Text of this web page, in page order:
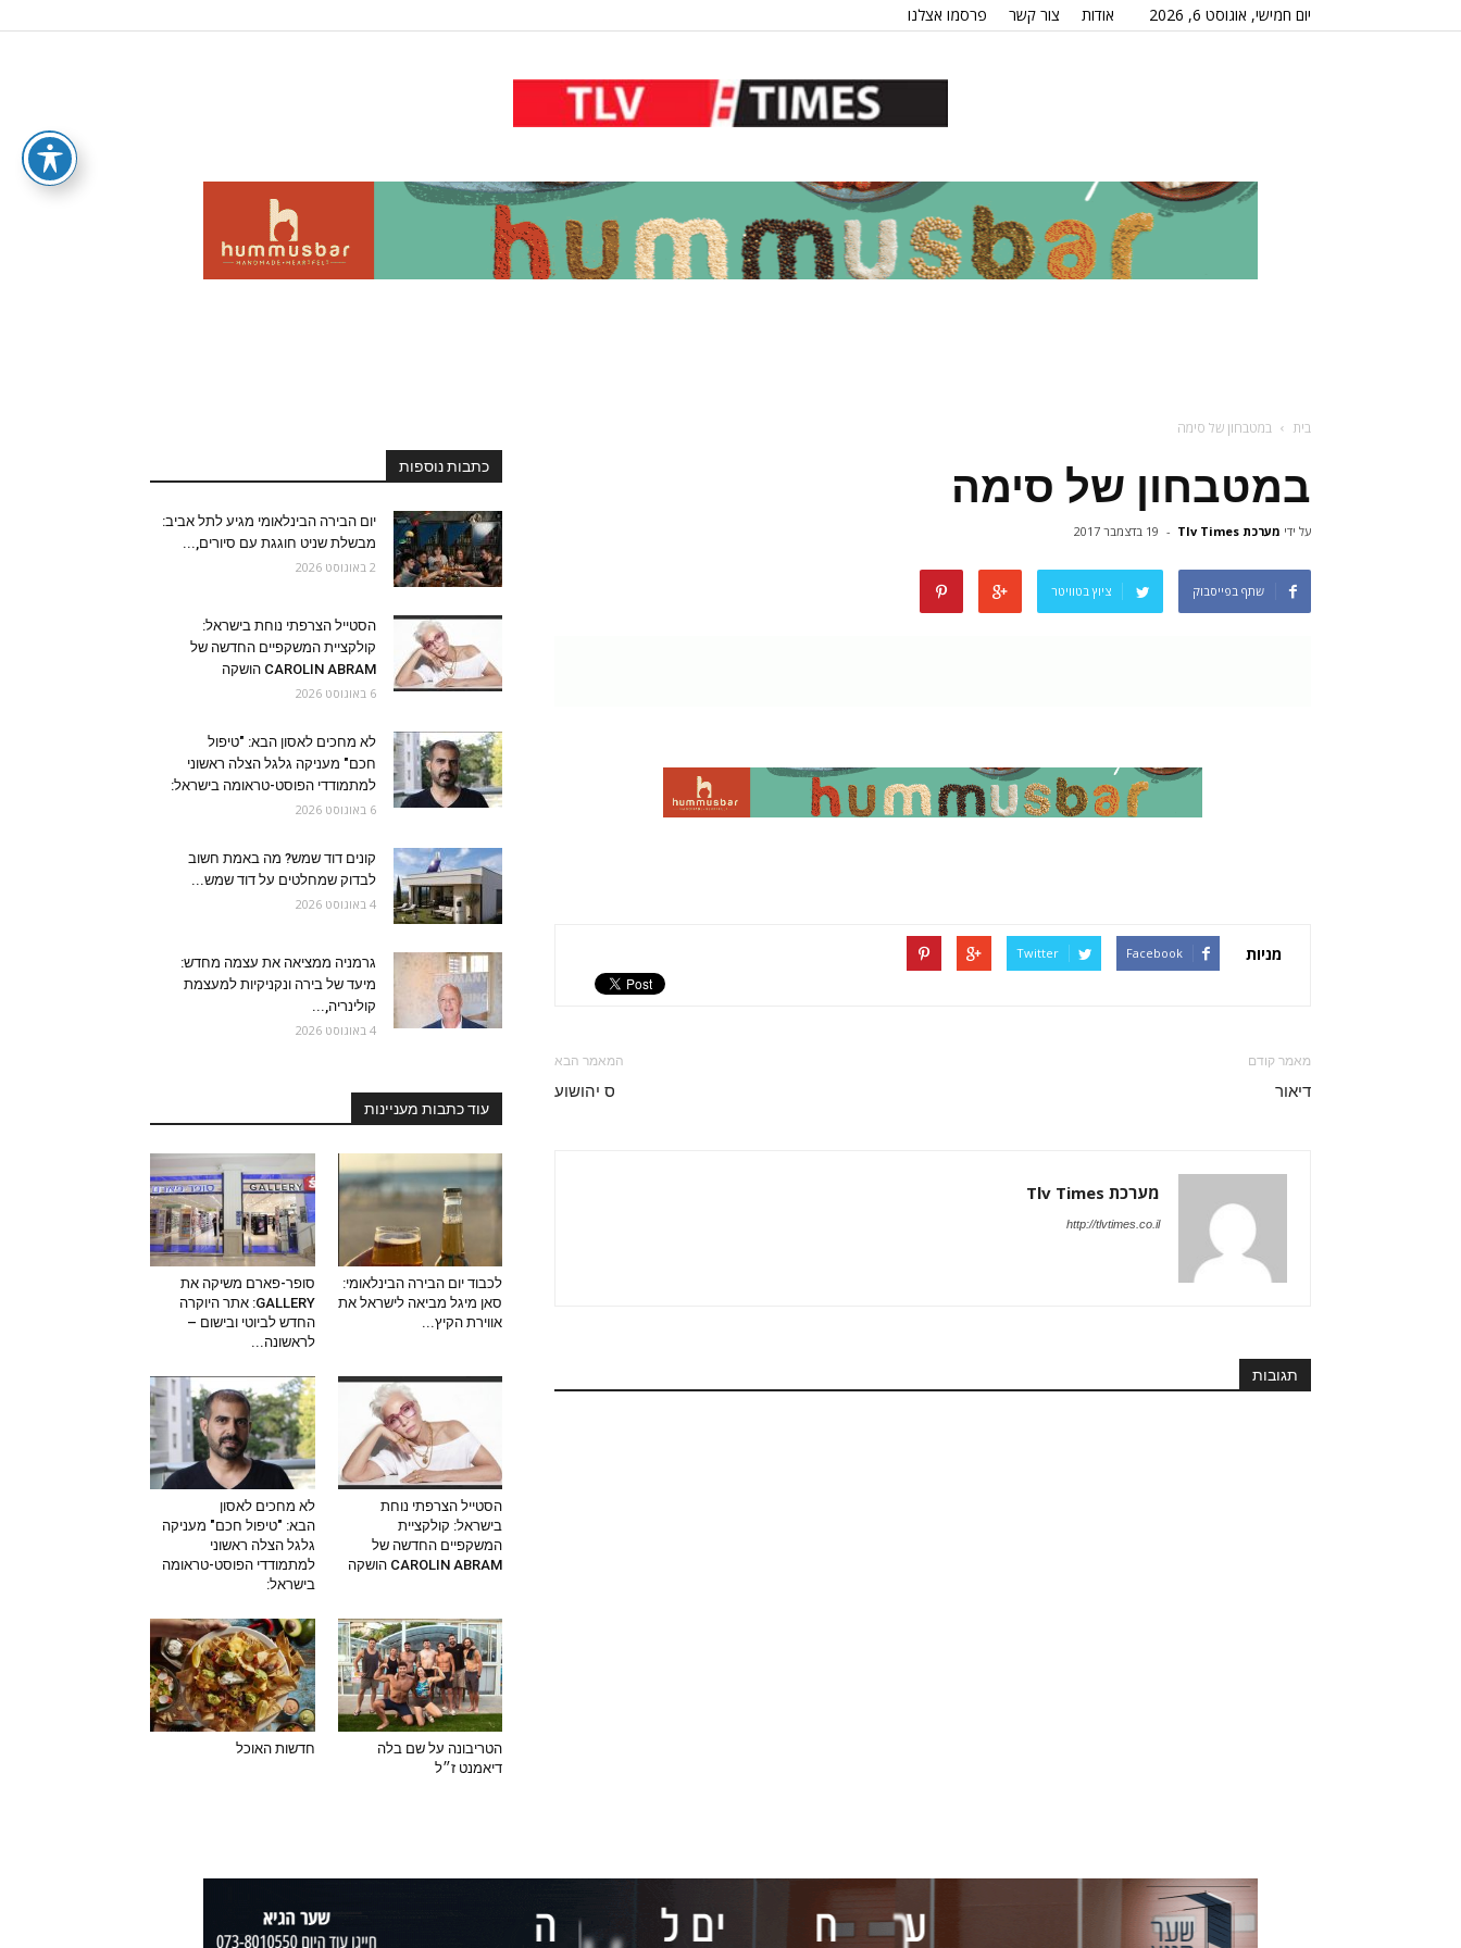
יום חמישי, אוגוסט 6, 2026 אודות צור קשר פרסמו אצלנו
בית במטבחון של סימה
במטבחון של סימה
על ידי מערכת Tlv Times - 19 בדצמבר 2017
שתף בפייסבוק ציוץ בטוויטר
מניות Facebook
Twitter
מאמר קודם
דיאור
המאמר הבא
ס יהושוע
מערכת Tlv Times
http://tlvtimes.co.il
תגובות
כתבות נוספות
יום הבירה הבינלאומי מגיע לתל אביב:
מבשלת שניט חוגגת עם סיורים,...
2 באוגוסט 2026
הסטייל הצרפתי נוחת בישראל:
קולקציית המשקפיים החדשה של
CAROLIN ABRAM הושקה
6 באוגוסט 2026
לא מחכים לאסון הבא: "טיפול
חכם" מעניקה גלגל הצלה ראשוני
למתמודדי הפוסט-טראומה בישראל:
6 באוגוסט 2026
קונים דוד שמש? מה באמת חשוב
לבדוק שמחלטים על דוד שמש...
4 באוגוסט 2026
גרמניה ממציאה את עצמה מחדש:
מיעד של בירה ונקניקיות למעצמת
קולינריה,...
4 באוגוסט 2026
עוד כתבות מעניינות
לכבוד יום הבירה הבינלאומי:
סאן מיגל מביאה לישראל את
אווירת הקיץ...
סופר-פארם משיקה את
GALLERY: אתר היוקרה
החדש לביוטי ובישום –
לראשונה...
הסטייל הצרפתי נוחת
בישראל: קולקציית
המשקפיים החדשה של
CAROLIN ABRAM הושקה
לא מחכים לאסון
הבא: "טיפול חכם" מעניקה
גלגל הצלה ראשוני
למתמודדי הפוסט-טראומה
בישראל:
הטריבונה על שם בלה
דיאמנט ז״ל
חדשות האוכל